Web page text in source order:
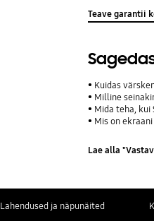
Teave garantii
Kuidas
Milline
Mida teha, kui
Mis on
Lae alla
Lahendused ja näpunäited